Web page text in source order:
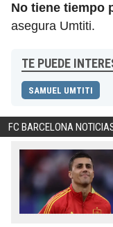
No tiene tiempo
asegura Umtiti.
TE PUEDE
SAMUEL UMTITI
FC BARCELONA